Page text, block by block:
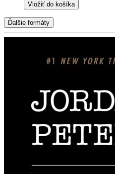
Vložiť do košíka
Ďalšie formáty